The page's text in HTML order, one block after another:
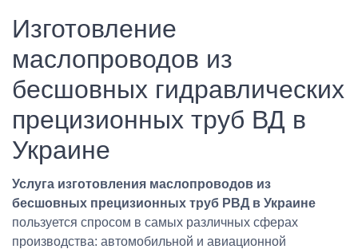
Изготовление
маслопроводов из
бесшовных гидравлических
прецизионных труб ВД в
Украине
Услуга изготовления маслопроводов из
бесшовных прецизионных труб РВД в Украине
пользуется спросом в самых различных сферах
производства: автомобильной и авиационной